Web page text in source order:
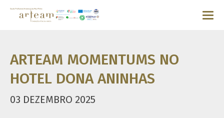
ARTEAM MOMENTUMS NO
HOTEL DONA ANINHAS
03 DEZEMBRO 2025